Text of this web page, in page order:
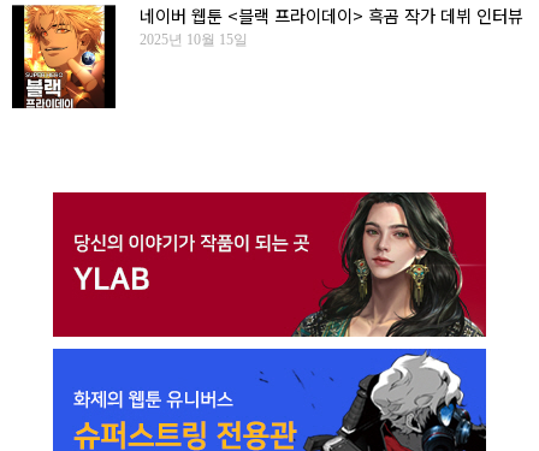
네이버 웹툰 <블랙 프라이데이> 흑곰 작가 데뷔 인터뷰
2025년 10월 15일